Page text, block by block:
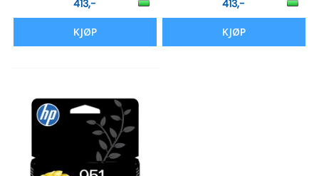
413,-
KJØP
413,-
KJØP